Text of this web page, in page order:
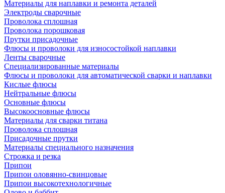
Материалы для наплавки и ремонта деталей
Электроды сварочные
Проволока сплошная
Проволока порошковая
Прутки присадочные
Флюсы и проволоки для износостойкой наплавки
Ленты сварочные
Специализированные материалы
Флюсы и проволоки для автоматической сварки и наплавки
Кислые флюсы
Нейтральные флюсы
Основные флюсы
Высокоосновные флюсы
Материалы для сварки титана
Проволока сплошная
Присадочные прутки
Материалы специального назначения
Строжка и резка
Припои
Припои оловянно-свинцовые
Припои высокотехнологичные